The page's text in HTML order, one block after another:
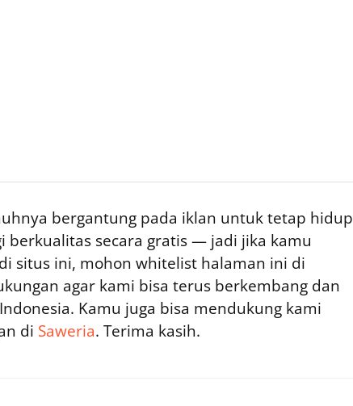
bergantung pada iklan untuk tetap hidup
berkualitas secara gratis — jadi jika kamu
situs ini, mohon whitelist halaman ini di
agar kami bisa terus berkembang dan
Kamu juga bisa mendukung kami
di Saweria. Terima kasih.